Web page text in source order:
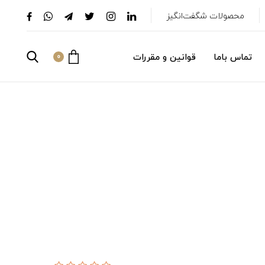
محصولات شگفت‌انگیز
تماس باما قوانین و مقررات 0